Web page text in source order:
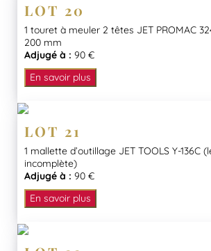
LOT 20
1 touret à meuler 2 têtes JET PROMAC
200 mm
Adjugé à : 90 €
En savoir plus
LOT 21
1 mallette d’outillage JET TOOLS Y-136C
incomplète)
Adjugé à : 90 €
En savoir plus